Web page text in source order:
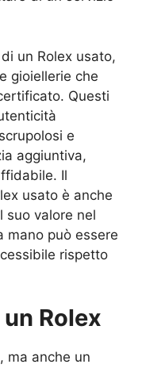
un Rolex usato,
gioiellerie che
Questi
e
aggiuntiva,
Il
usato è anche
suo valore nel
mano può essere
rispetto
Rolex
ma anche un